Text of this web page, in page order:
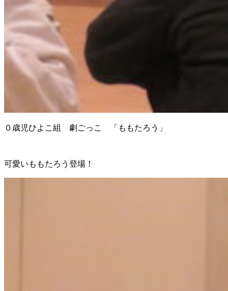
０歳児ひよこ組 劇ごっこ 「ももたろう」
可愛いももたろう登場！